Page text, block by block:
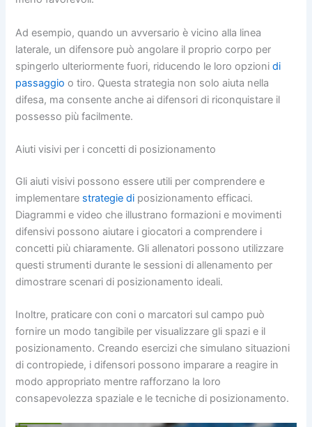
Ad esempio, quando un avversario è vicino alla linea
laterale, un difensore può angolare il proprio corpo per
spingerlo ulteriormente fuori, riducendo le loro opzionidi
passaggio o tiro. Questa strategia non solo aiuta nella
difesa, ma consente anche ai difensori di riconquistare il
possesso più facilmente.
Aiuti visivi per i concetti di posizionamento
Gli aiuti visivi possono essere utili per comprendere e
implementare strategie di posizionamento efficaci.
Diagrammi e video che illustrano formazioni e movimenti
difensivi possono aiutare i giocatori a comprendere i
concetti più chiaramente. Gli allenatori possono utilizzare
questi strumenti durante le sessioni di allenamento per
dimostrare scenari di posizionamento ideali.
Inoltre, praticare con coni o marcatori sul campo può
fornire un modo tangibile per visualizzare gli spazi e il
posizionamento. Creando esercizi che simulano situazioni
di contropiede, i difensori possono imparare a reagire in
modo appropriato mentre rafforzano la loro
consapevolezza spaziale e le tecniche di posizionamento.